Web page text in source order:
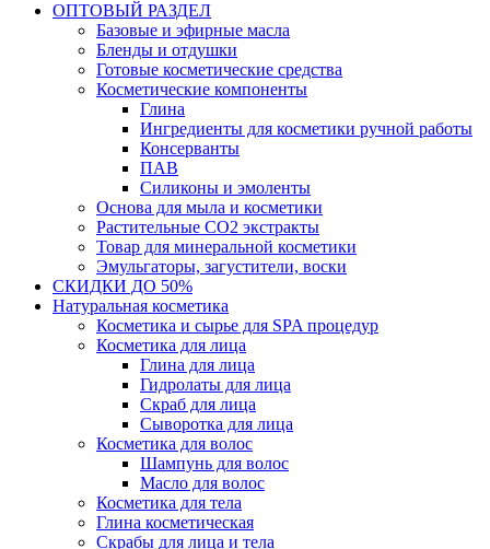
ОПТОВЫЙ РАЗДЕЛ
Базовые и эфирные масла
Бленды и отдушки
Готовые косметические средства
Косметические компоненты
Глина
Ингредиенты для косметики ручной работы
Консерванты
ПАВ
Силиконы и эмоленты
Основа для мыла и косметики
Растительные СО2 экстракты
Товар для минеральной косметики
Эмульгаторы, загустители, воски
СКИДКИ ДО 50%
Натуральная косметика
Косметика и сырье для SPA процедур
Косметика для лица
Глина для лица
Гидролаты для лица
Скраб для лица
Сыворотка для лица
Косметика для волос
Шампунь для волос
Масло для волос
Косметика для тела
Глина косметическая
Скрабы для лица и тела